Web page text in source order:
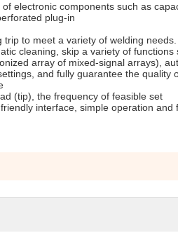
electronic components such as
plug-in
to meet a variety of welding needs.
cleaning, skip a variety of
array of mixed-signal arrays),
and fully guarantee the quality
(tip), the frequency of feasible set
interface, simple operation and